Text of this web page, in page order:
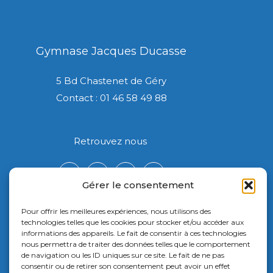
Gérer le consentement
Pour offrir les meilleures expériences, nous utilisons des
technologies telles que les cookies pour stocker et/ou accéder aux
informations des appareils. Le fait de consentir à ces technologies
nous permettra de traiter des données telles que le comportement
de navigation ou les ID uniques sur ce site. Le fait de ne pas
consentir ou de retirer son consentement peut avoir un effet
Gymnase Jacques Ducasse
5 Bd Chastenet de Géry
Contact : 01 46 58 49 88
Retrouvez nous